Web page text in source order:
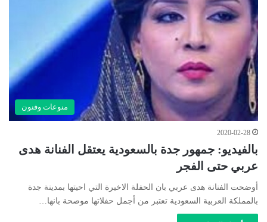
منوعات وفنون
2020-02-28
بالفيديو: جمهور جدة بالسعودية يعتقل الفنانة هدى
عربي حتى الفجر
أوضحت الفنانة هدى عربي بان الحفلة الاخيرة التي احيتها بمدينة جدة
بالمملكة العربية السعودية تعتبر من أجمل حفلاتها موصحة بانها…